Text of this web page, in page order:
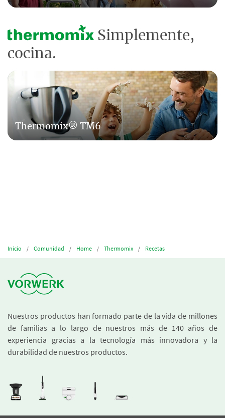
Simplemente,
cocina.
Thermomix® TM6
Inicio Comunidad Home Thermomix Recetas
Nuestros productos han formado parte de la vida de millones
de familias a lo largo de nuestros más de 140 años de
experiencia gracias a la tecnología más innovadora y la
durabilidad de nuestros productos.